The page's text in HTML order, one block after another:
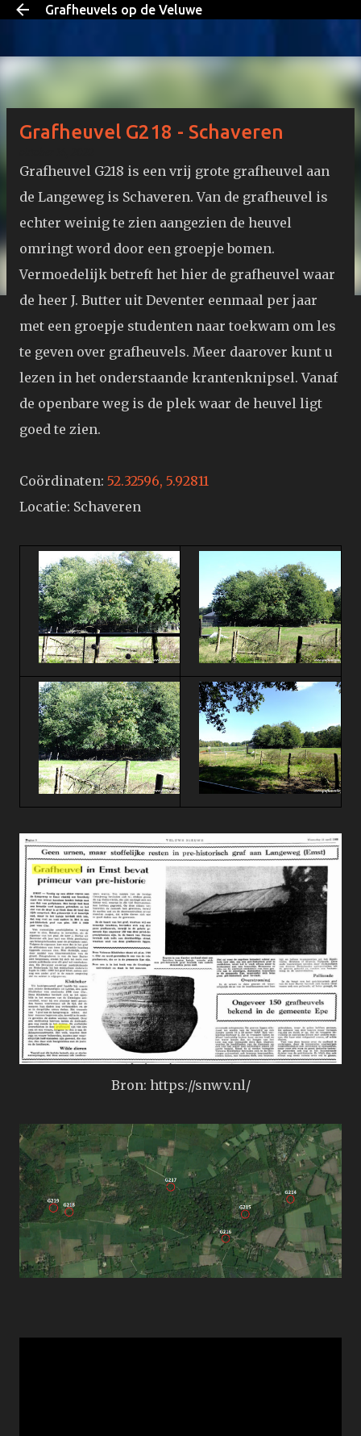
Doorgaan naar hoofdcontent
Grafheuvels op de Veluwe
Grafheuvel G218 - Schaveren
Grafheuvel G218 is een vrij grote grafheuvel aan
de Langeweg is Schaveren. Van de grafheuvel is
echter weinig te zien aangezien de heuvel
omringt word door een groepje bomen.
Vermoedelijk betreft het hier de grafheuvel waar
de heer J. Butter uit Deventer eenmaal per jaar
met een groepje studenten naar toekwam om les
te geven over grafheuvels. Meer daarover kunt u
lezen in het onderstaande krantenknipsel. Vanaf
de openbare weg is de plek waar de heuvel ligt
goed te zien.
Coördinaten: 52.32596, 5.92811
Locatie: Schaveren
Bron: https://snwv.nl/